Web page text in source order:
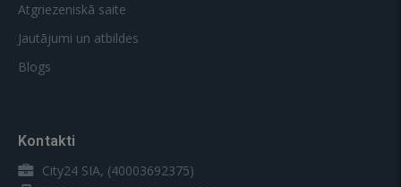
Atgriezeniskā saite
Jautājumi un atbildes
Blogs
Kontakti
City24 SIA, (40003692375)